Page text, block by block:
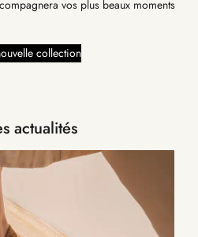
vos plus beaux moments
collection
actualités